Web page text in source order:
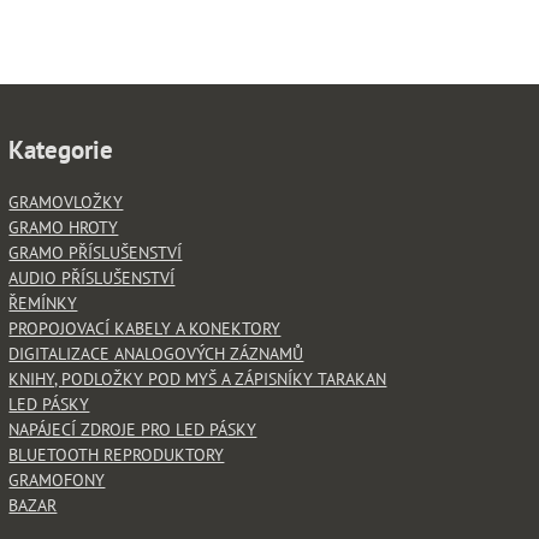
Kategorie
GRAMOVLOŽKY
GRAMO HROTY
GRAMO PŘÍSLUŠENSTVÍ
AUDIO PŘÍSLUŠENSTVÍ
ŘEMÍNKY
PROPOJOVACÍ KABELY A KONEKTORY
DIGITALIZACE ANALOGOVÝCH ZÁZNAMŮ
KNIHY, PODLOŽKY POD MYŠ A ZÁPISNÍKY TARAKAN
LED PÁSKY
NAPÁJECÍ ZDROJE PRO LED PÁSKY
BLUETOOTH REPRODUKTORY
GRAMOFONY
BAZAR